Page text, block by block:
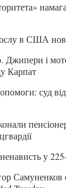
в США нові
Джипери і
Карпат
суд
ненависть у
Самуненков